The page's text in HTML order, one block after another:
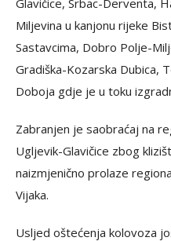
Glavičice, Srbac-Derventa,
Miljevina u kanjonu rijeke
Sastavcima, Dobro Polje-
Gradiška-Kozarska Dubica,
Doboja gdje je u toku
Zabranjen je saobraćaj na
Ugljevik-Glavičice zbog
naizmjenično prolaze
Vijaka.
Usljed oštećenja kolovoza